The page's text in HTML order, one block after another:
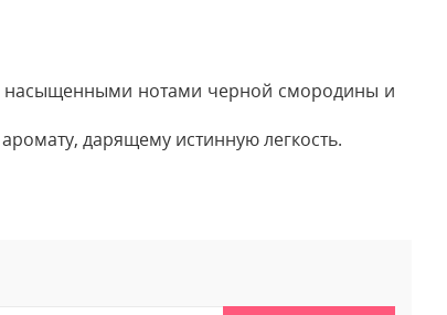
насыщенными нотами черной смородины и
дарящему истинную легкость.